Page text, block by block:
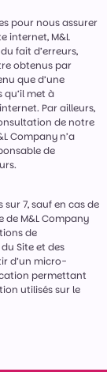
pour nous assurer
internet, M&L
fait d’erreurs,
obtenus par
que d’une
met à
Par ailleurs,
de notre
Company n’a
de
sur 7, sauf en cas de
de M&L Company
de
Site et des
d’un micro-
permettant
utilisés sur le